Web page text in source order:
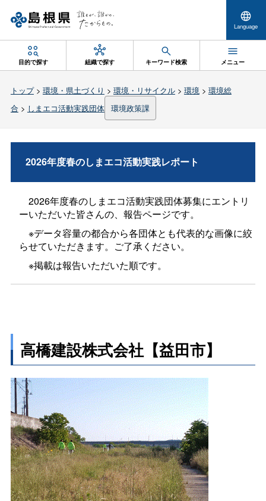
Language
目的で探す 組織で探す キーワード検索 メニュー
トップ> 環境・県土づくり > 環境・リサイクル> 環境> 環境総
合> しまエコ活動実践団体 環境政策課
2026年度春のしまエコ活動実践レポート
2026年度春のしまエコ活動実践団体募集にエントリ
ーいただいた皆さんの、報告ページです。
※データ容量の都合から各団体とも代表的な画像に絞
らせていただきます。ご了承ください。
※掲載は報告いただいた順です。
高橋建設株式会社【益田市】